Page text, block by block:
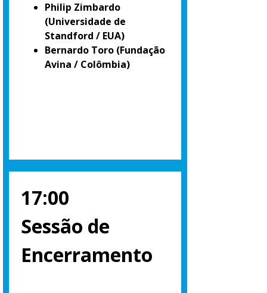
Philip Zimbardo
(Universidade de
Standford / EUA)
Bernardo Toro (Fundação
Avina / Colômbia)
17:00
Sessão de
Encerramento